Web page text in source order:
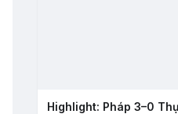
Highlight: Pháp 3–0